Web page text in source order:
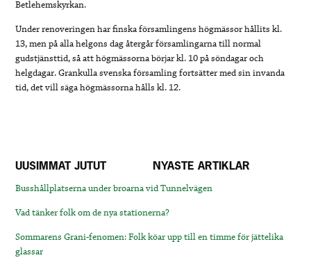
Betlehemskyrkan.
Under renoveringen har finska församlingens högmässor hållits kl.
13, men på alla helgons dag återgår församlingarna till normal
gudstjänsttid, så att högmässorna börjar kl. 10 på söndagar och
helgdagar. Grankulla svenska församling fortsätter med sin invanda
tid, det vill säga högmässorna hålls kl. 12.
UUSIMMAT JUTUT NYASTE ARTIKLAR
Busshållplatserna under broarna vid Tunnelvägen
Vad tänker folk om de nya stationerna?
Sommarens Grani-fenomen: Folk köar upp till en timme för jättelika
glassar